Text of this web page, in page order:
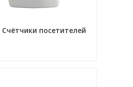
Счётчики посетителей